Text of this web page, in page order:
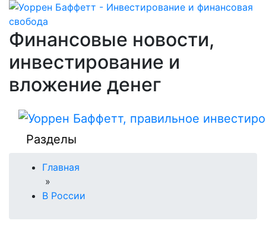
Финансовые новости,
инвестирование и
вложение денег
Разделы
Главная
»
В России